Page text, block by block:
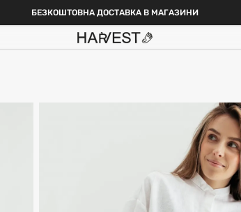
БЕЗКОШТОВНА ДОСТАВКА В МАГАЗИНИ